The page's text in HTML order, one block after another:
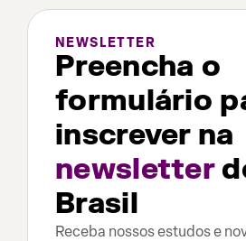
NEWSLETTER
Preencha o
formulário
inscrever na
newsletter
Brasil
Receba nossos estudos e